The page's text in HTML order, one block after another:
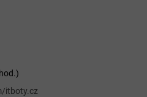
itboty.cz